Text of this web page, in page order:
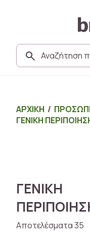
ΑΡΧΙΚΗ /
ΓΕΝΙΚΗ
ΓΕΝΙΚΗ
Αποτελέσματα 35